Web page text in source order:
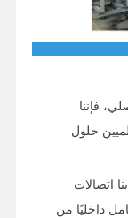
فإننا
حلول
اتصالات
داخليًا من